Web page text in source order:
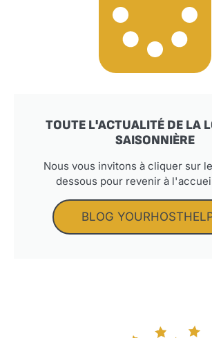
TOUTE L'ACTUALITÉ DE LA
SAISONNIÈRE
Nous vous invitons à cliquer sur
dessous pour revenir à
BLOG